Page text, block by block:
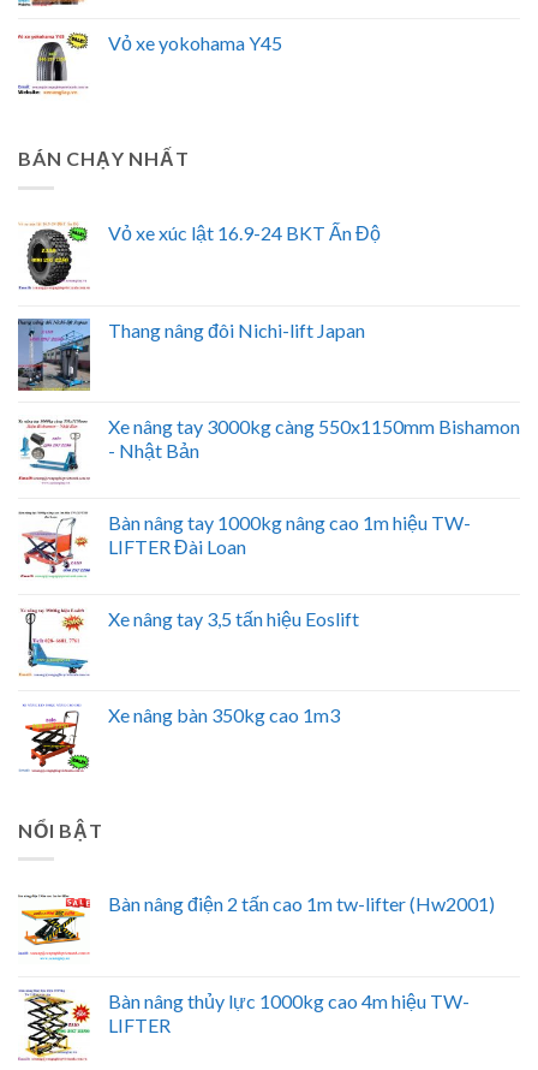
Vỏ xe yokohama Y45
BÁN CHẠY NHẤT
Vỏ xe xúc lật 16.9-24 BKT Ấn Độ
Thang nâng đôi Nichi-lift Japan
Xe nâng tay 3000kg càng 550x1150mm Bishamon
- Nhật Bản
Bàn nâng tay 1000kg nâng cao 1m hiệu TW-
LIFTER Đài Loan
Xe nâng tay 3,5 tấn hiệu Eoslift
Xe nâng bàn 350kg cao 1m3
NỔI BẬT
Bàn nâng điện 2 tấn cao 1m tw-lifter (Hw2001)
Bàn nâng thủy lực 1000kg cao 4m hiệu TW-
LIFTER